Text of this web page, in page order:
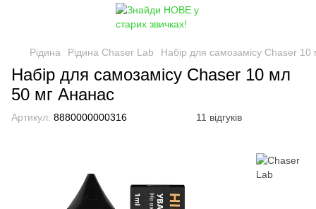
Рідина Рідина Chaser Lab Набір для самозамісу Chaser
Набір для самозамісу Chaser 10 мл
50 мг Ананас
Артикул: 8880000000316 11 відгуків